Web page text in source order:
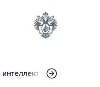
Политология